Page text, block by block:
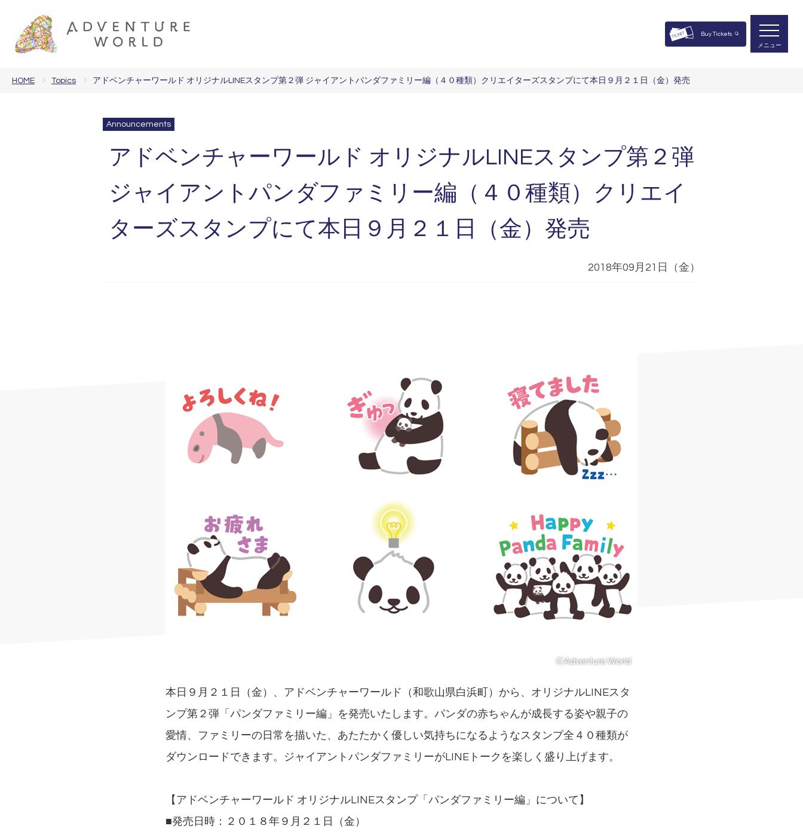
Buy Tickets
メニュー
HOME Topics アドベンチャーワールド オリジナルLINEスタンプ第２弾 ジャイアントパンダファミリー編（４０種類）クリエイターズスタンプにて本日９月２１日（金）発売
Announcements
アドベンチャーワールド オリジナルLINEスタンプ第２弾
ジャイアントパンダファミリー編（４０種類）クリエイ
ターズスタンプにて本日９月２１日（金）発売
2018年09月21日（金）
本日９月２１日（金）、アドベンチャーワールド（和歌山県白浜町）から、オリジナルLINEスタ
ンプ第２弾「パンダファミリー編」を発売いたします。パンダの赤ちゃんが成長する姿や親子の
愛情、ファミリーの日常を描いた、あたたかく優しい気持ちになるようなスタンプ全４０種類が
ダウンロードできます。ジャイアントパンダファミリーがLINEトークを楽しく盛り上げます。
【アドベンチャーワールド オリジナルLINEスタンプ「パンダファミリー編」について】
■発売日時：２０１８年９月２１日（金）